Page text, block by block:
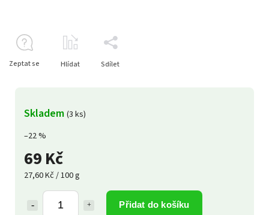
–22 %
69 Kč
27,60 Kč / 100 g
Přidat do košíku
Skladem (3 ks)
Zeptat se Hlídat Sdílet